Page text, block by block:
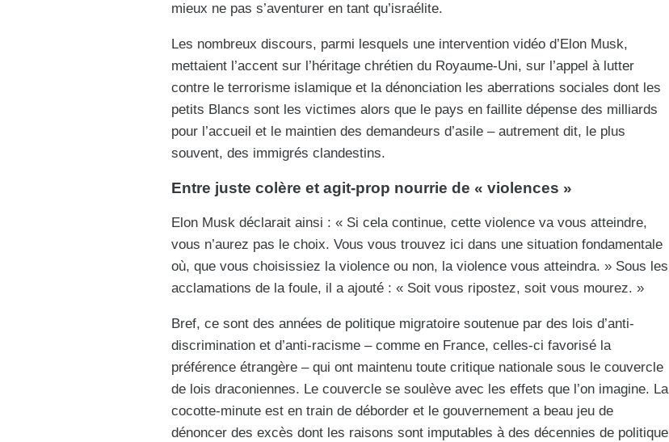
mieux ne pas s’aventurer en tant qu’israélite.
Les nombreux discours, parmi lesquels une intervention vidéo d’Elon Musk,
mettaient l’accent sur l’héritage chrétien du Royaume-Uni, sur l’appel à lutter
contre le terrorisme islamique et la dénonciation les aberrations sociales dont les
petits Blancs sont les victimes alors que le pays en faillite dépense des milliards
pour l’accueil et le maintien des demandeurs d’asile – autrement dit, le plus
souvent, des immigrés clandestins.
Entre juste colère et agit-prop nourrie de « violences »
Elon Musk déclarait ainsi : « Si cela continue, cette violence va vous atteindre,
vous n’aurez pas le choix. Vous vous trouvez ici dans une situation fondamentale
où, que vous choisissiez la violence ou non, la violence vous atteindra. » Sous les
acclamations de la foule, il a ajouté : « Soit vous ripostez, soit vous mourez. »
Bref, ce sont des années de politique migratoire soutenue par des lois d’anti-
discrimination et d’anti-racisme – comme en France, celles-ci favorisé la
préférence étrangère – qui ont maintenu toute critique nationale sous le couvercle
de lois draconiennes. Le couvercle se soulève avec les effets que l’on imagine. La
cocotte-minute est en train de déborder et le gouvernement a beau jeu de
dénoncer des excès dont les raisons sont imputables à des décennies de politique